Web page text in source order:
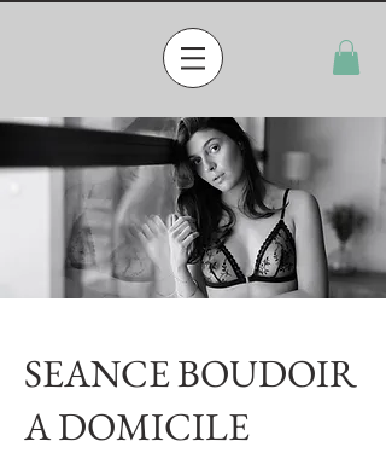
SEANCE BOUDOIR
A DOMICILE